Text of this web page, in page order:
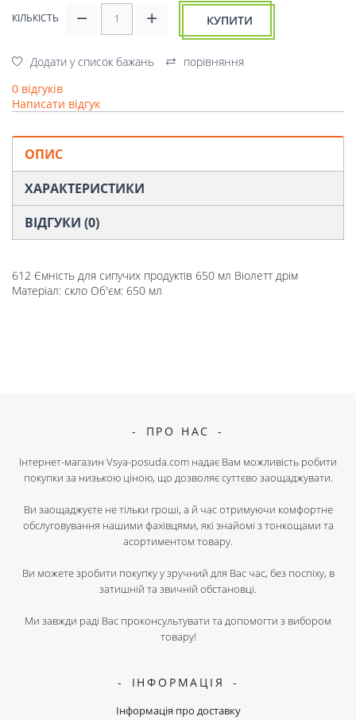
КІЛЬКІСТЬ КУПИТИ
Додати у список бажань
порівняння
0 відгуків
Написати відгук
ОПИС
ХАРАКТЕРИСТИКИ
ВІДГУКИ (0)
612 Ємність для сипучих продуктів 650 мл Віолетт дрім
Матеріал: скло Об'єм: 650 мл
ПРО НАС
Інтернет-магазин Vsya-posuda.com надає Вам можливість робити
покупки за низькою ціною, що дозволяє суттєво заощаджувати.
Ви заощаджуєте не тільки гроші, а й час отримуючи комфортне
обслуговування нашими фахівцями, які знайомі з тонкощами та
асортиментом товару.
Ви можете зробити покупку у зручний для Вас час, без поспіху, в
затишній та звичній обстановці.
Ми завжди раді Вас проконсультувати та допомогти з вибором
товару!
ІНФОРМАЦІЯ
Інформація про доставку